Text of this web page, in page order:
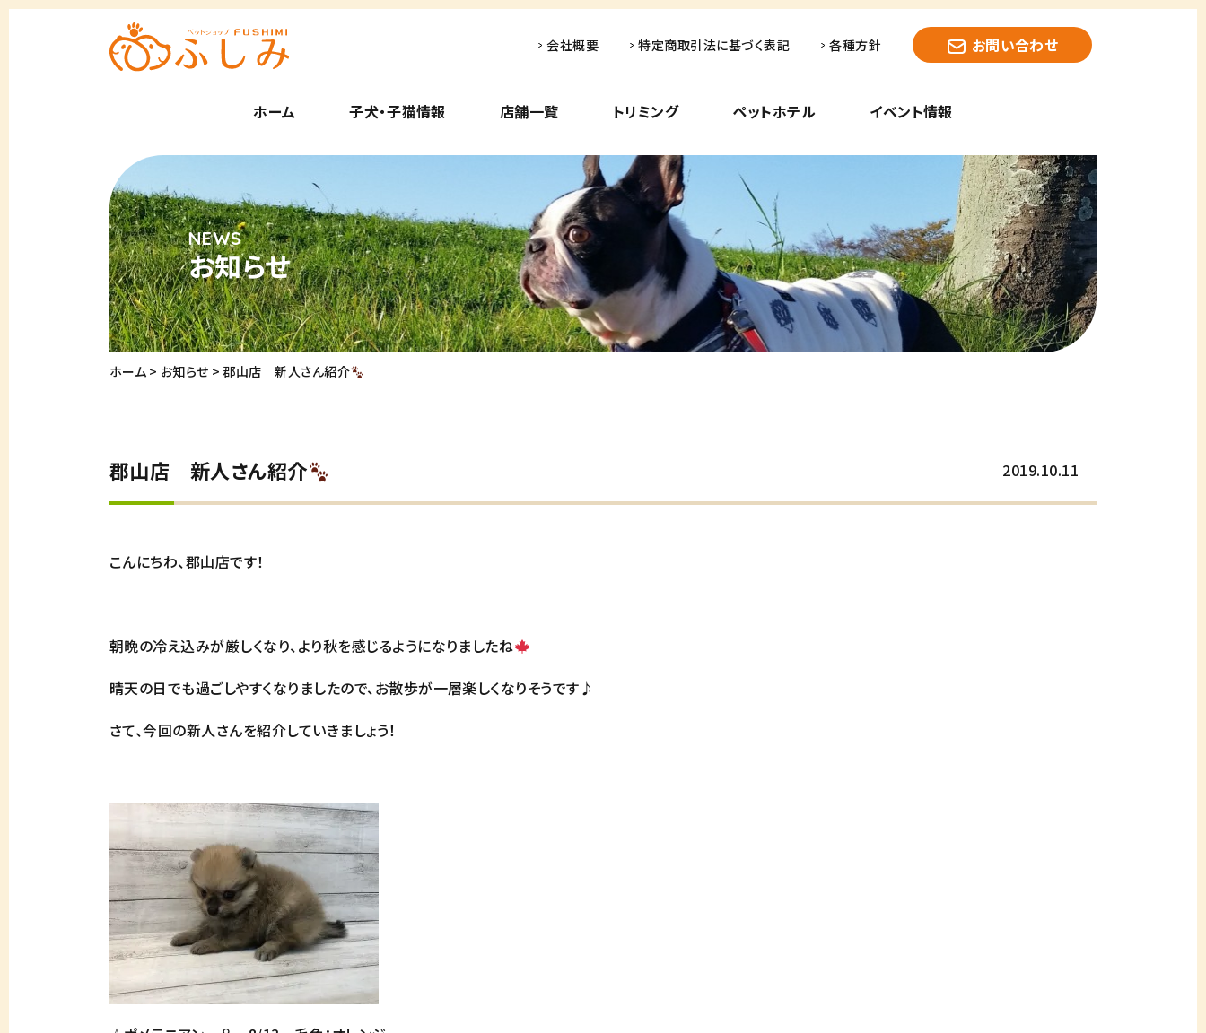
ホーム 子犬・子猫情報 店舗一覧 トリミング ペットホテル イベント情報
会社概要 特定商取引法に基づく表記 各種方針 お問い合わせ
お知らせ
ホーム お知らせ 郡山店 新人さん紹介
2019.10.11
郡山店 新人さん紹介
こんにちわ、郡山店です！
朝晩の冷え込みが厳しくなり、より秋を感じるようになりましたね
晴天の日でも過ごしやすくなりましたので、お散歩が一層楽しくなりそうです♪
さて、今回の新人さんを紹介していきましょう！